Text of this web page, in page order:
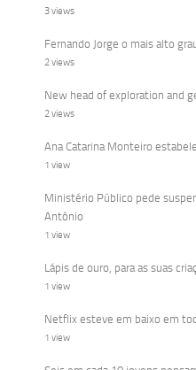
3 views
Fernando Jorge o mais alto
2 views
New head of exploration and
2 views
Ana Catarina Monteiro
1 view
Ministério Público pede
Antônio
1 view
Lápis de ouro, para as suas
1 view
Netflix esteve em baixo em
1 view